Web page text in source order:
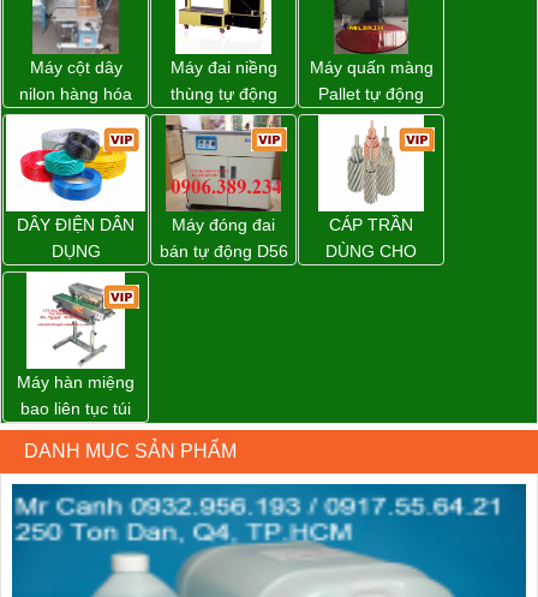
Strapack Nhật
Khâu Đóng Gói
Máy cột dây
nilon hàng hóa
model CY-100
Máy đai niềng
thùng tự động
DBA-80A Đài
Loan giá rẻ
Máy quấn màng
Pallet tự động
WP-55 xuất xứ
Đài Loan
DÂY ĐIỆN DÂN
DỤNG
Máy đóng đai
bán tự động D56
CÁP TRẦN
DÙNG CHO
Máy hàn miệng
bao liên tục túi
nằm nghiêng.
DANH MỤC SẢN PHẨM